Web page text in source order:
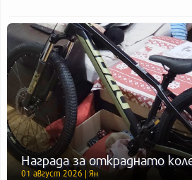
Награда за откраднато
01 август 2026 | Ян